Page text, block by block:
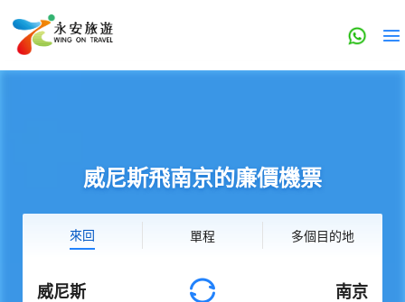
威尼斯飛南京的廉價機票
來回 單程 多個目的地
威尼斯 南京